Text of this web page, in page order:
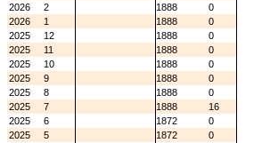
2026
2 1888
0
2026
1 1888
0
2025
12 1888
0
2025
11 1888
0
2025
10 1888
0
2025
9 1888
0
2025
8 1888
0
2025
7 1888
16
2025
6 1872
0
2025
5 1872
0